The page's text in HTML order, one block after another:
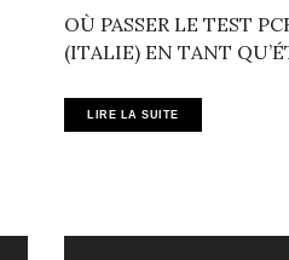
OÙ PASSER LE TEST
(ITALIE) EN TANT
LIRE LA SUITE